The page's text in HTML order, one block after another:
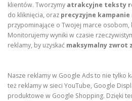
klientów. Tworzymy atrakcyjne teksty
do kliknięcia, oraz precyzyjne
przypominające o Twojej marce osobom,
Monitorujemy wyniki w czasie
reklamy, by uzyskać maksymalny zwrot
Nasze reklamy w Google Ads to nie tylko
też reklamy w sieci YouTube, Google
produktowe w Google Shopping. Dzięki